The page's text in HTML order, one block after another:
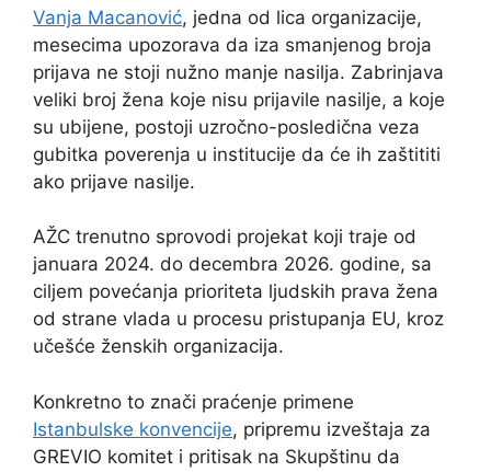
Vanja Macanović, jedna od lica organizacije,
mesecima upozorava da iza smanjenog broja
prijava ne stoji nužno manje nasilja. Zabrinjava
veliki broj žena koje nisu prijavile nasilje, a koje
su ubijene, postoji uzročno-posledična veza
gubitka poverenja u institucije da će ih zaštititi
ako prijave nasilje.
AŽC trenutno sprovodi projekat koji traje od
januara 2024. do decembra 2026. godine, sa
ciljem povećanja prioriteta ljudskih prava žena
od strane vlada u procesu pristupanja EU, kroz
učešće ženskih organizacija.
Konkretno to znači praćenje primene
Istanbulske konvencije, pripremu izveštaja za
GREVIO komitet i pritisak na Skupštinu da